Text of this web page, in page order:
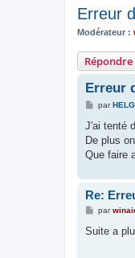
Erreur
Modérateur :
Répondre
Erreur
M
s
a
g
par
J'ai tenté
De plus
Que faire
Re:
M
s
par
Suite a